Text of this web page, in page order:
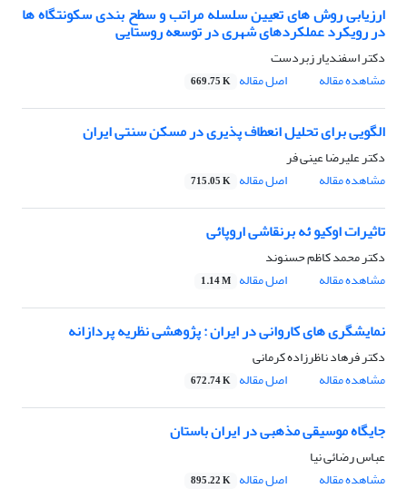
ارزیابی روش های تعیین سلسله مراتب و سطح بندی سکونتگاه ها
در رویکرد عملکردهای شهری در توسعه روستایی
دکتر اسفندیار زبردست
مشاهده مقاله
اصل مقاله 669.75 K
الگویی برای تحلیل انعطاف پذیری در مسکن سنتی ایران
دکتر علیرضا عینی فر
مشاهده مقاله
اصل مقاله 715.05 K
تاثیرات اوکیو ئه برنقاشی اروپائی
دکتر محمد کاظم حسنوند
مشاهده مقاله
اصل مقاله 1.14 M
نمایشگری های کاروانی در ایران : پژوهشی نظریه پردازانه
دکتر فرهاد ناظرزاده کرمانی
مشاهده مقاله
اصل مقاله 672.74 K
جایگاه موسیقی مذهبی در ایران باستان
عباس رضائی نیا
مشاهده مقاله
اصل مقاله 895.22 K